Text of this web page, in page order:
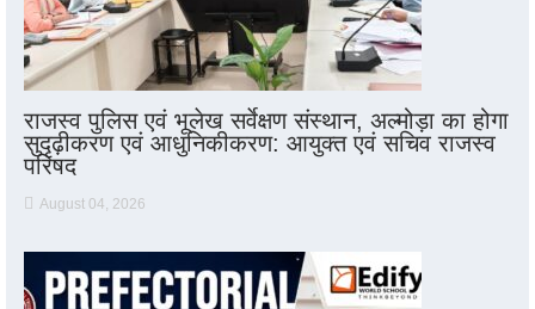
राजस्व पुलिस एवं भूलेख सर्वेक्षण संस्थान, अल्मोड़ा का होगा
सुदृढ़ीकरण एवं आधुनिकीकरण: आयुक्त एवं सचिव राजस्व
परिषद
August 04, 2026